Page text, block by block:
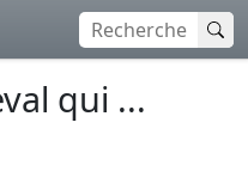
qui ...